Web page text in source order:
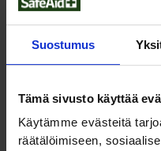
Suostumus
Tämä sivusto käyttää
Käytämme evästeitä
räätälöimiseen,
Silmähuuhteluspray
CE merkitty
Hakusanat: